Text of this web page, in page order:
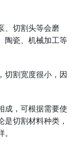
、切割头等会磨
陶瓷、机械加工等
切割宽度很小，因
成，可根据需要使
切割材料种类，